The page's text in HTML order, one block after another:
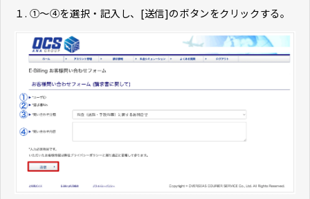
１. ①～④を選択・記入し、[送信]のボタンをクリックする。